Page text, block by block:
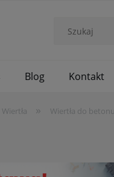
Blog Kontakt
Wiertła » Wiertła do betonu